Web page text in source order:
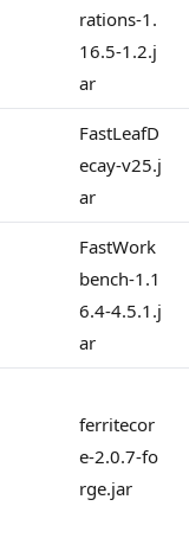
rations-1.
16.5-1.2.j
ar
FastLeafD
ecay-v25.j
ar
FastWork
bench-1.1
6.4-4.5.1.j
ar
ferritecor
e-2.0.7-fo
rge.jar